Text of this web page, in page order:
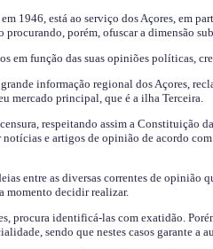
1946, está ao serviço dos Açores, em
procurando, porém, ofuscar a dimensão
em função das suas opiniões políticas,
informação regional dos Açores,
mercado principal, que é a ilha Terceira.
respeitando assim a Constituição
e artigos de opinião de acordo
entre as diversas correntes de opinião
momento decidir realizar.
procura identificá-las com exatidão.
sendo que nestes casos garante a